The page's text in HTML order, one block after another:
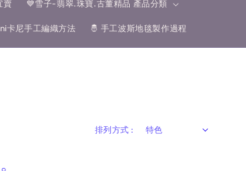
賣 💙雪子-翡翠.珠寶.古董精品 產品分類
卡尼手工編織方法 🤴 手工波斯地毯製作過程
排列方式 :